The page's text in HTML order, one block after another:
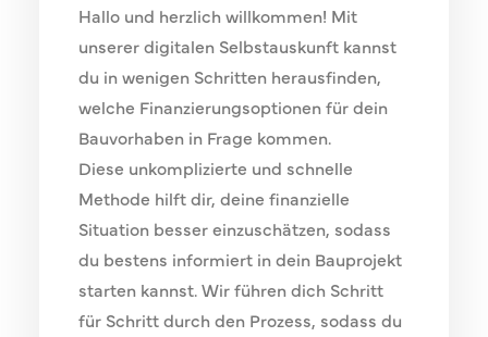
Hallo und herzlich willkommen! Mit
unserer digitalen Selbstauskunft kannst
du in wenigen Schritten herausfinden,
welche Finanzierungsoptionen für dein
Bauvorhaben in Frage kommen.
Diese unkomplizierte und schnelle
Methode hilft dir, deine finanzielle
Situation besser einzuschätzen, sodass
du bestens informiert in dein Bauprojekt
starten kannst. Wir führen dich Schritt
für Schritt durch den Prozess, sodass du